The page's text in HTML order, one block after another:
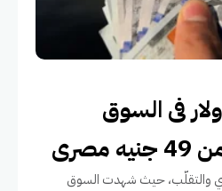
فى السوق
والتقلّب، حيث شهدت السوق